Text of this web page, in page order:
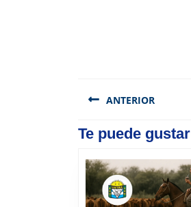
de
ANTERIOR
Previous
Te puede gustar